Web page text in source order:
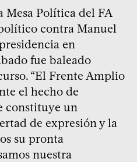
Mesa Política del FA
contra Manuel
en
fue baleado
“El Frente Amplio
el hecho de
constituye un
de expresión y la
su pronta
nuestra